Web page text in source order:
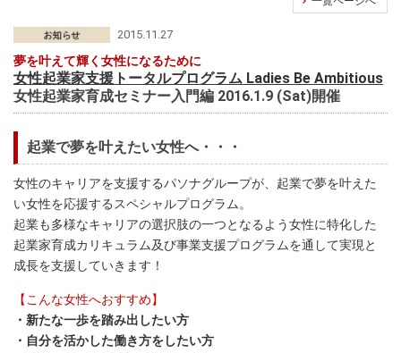
2015.11.27
夢を叶えて輝く女性になるために
女性起業家支援トータルプログラム Ladies Be Ambitious
女性起業家育成セミナー入門編 2016.1.9 (Sat)開催
起業で夢を叶えたい女性へ・・・
女性のキャリアを支援するパソナグループが、起業で夢を叶えた
い女性を応援するスペシャルプログラム。
起業も多様なキャリアの選択肢の一つとなるよう女性に特化した
起業家育成カリキュラム及び事業支援プログラムを通して実現と
成長を支援していきます！
【こんな女性へおすすめ】
・新たな一歩を踏み出したい方
・自分を活かした働き方をしたい方